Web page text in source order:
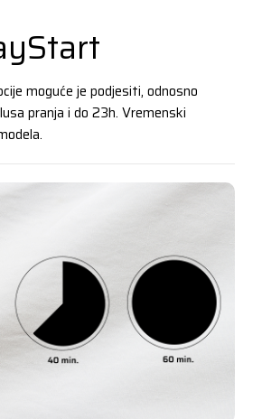
moguće je podjesiti, odnosno
pranja i do 23h. Vremenski